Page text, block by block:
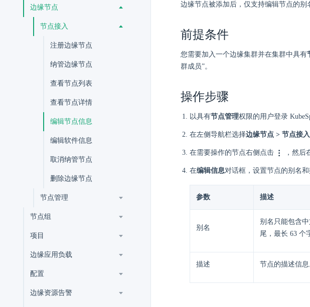
边缘节点
节点接入
注册边缘节点
纳管边缘节点
查看节点列表
查看节点详情
编辑节点信息
编辑软件信息
取消纳管节点
删除边缘节点
节点管理
节点组
项目
边缘应用负载
配置
边缘资源告警
边缘节点被添加后，仅支持编辑节点的别
前提条件
您需要加入一个边缘集群并在集群中具有
群成员”。
操作步骤
以具有节点管理权限的用户登录
在左侧导航栏选择边缘节点 > 节点接入
在需要操作的节点右侧点击 ，然后
在编辑信息对话框，设置节点的别名
参数 描述
别名
别名只能包含
尾，最长 63 个
描述 节点的描述信息